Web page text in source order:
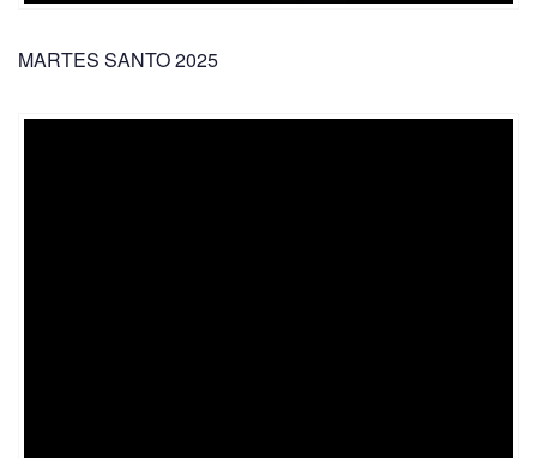
MARTES SANTO 2025